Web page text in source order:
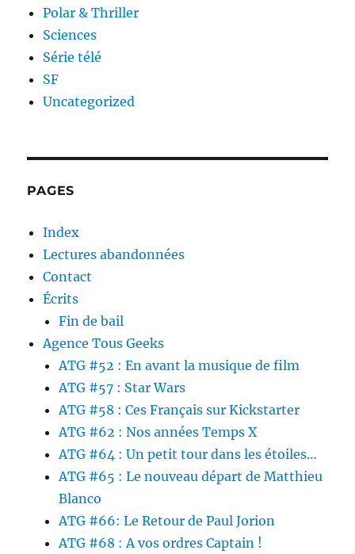
Polar & Thriller
Sciences
Série télé
SF
Uncategorized
PAGES
Index
Lectures abandonnées
Contact
Écrits
Fin de bail
Agence Tous Geeks
ATG #52 : En avant la musique de film
ATG #57 : Star Wars
ATG #58 : Ces Français sur Kickstarter
ATG #62 : Nos années Temps X
ATG #64 : Un petit tour dans les étoiles…
ATG #65 : Le nouveau départ de Matthieu
Blanco
ATG #66: Le Retour de Paul Jorion
ATG #68 : A vos ordres Captain !